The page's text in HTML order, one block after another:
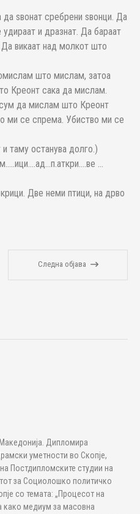
ѕвонат сребрени ѕвонци. Да
и дразнат. Да бараат
викаат над молкот што
што мислам, затоа
Креонт сака да мислам.
да мислам што Креонт
ми се спрема. Убиство ми се
таму останува долго.)
…
Две неми птици, на дрво
Следна објава
Дипломира
уметности во Скопје,
Постдипломските студии на
за Социолошко политичко
со темата: „Процесот на
како медиум за масовна